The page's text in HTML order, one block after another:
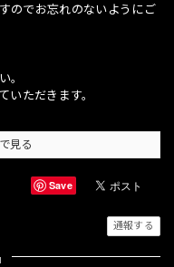
のでお忘れのないようにご
。
いただきます。
見る
Save
通報する